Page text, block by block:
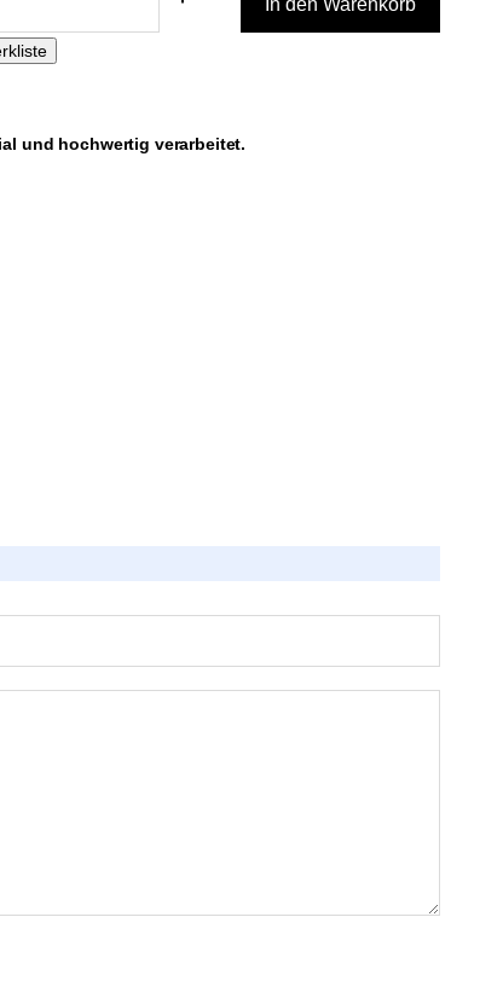
und hochwertig verarbeitet.